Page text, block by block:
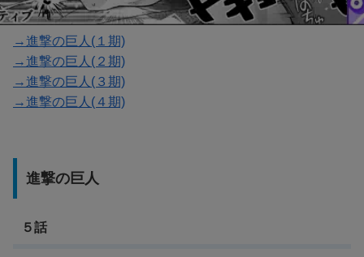
→進撃の巨人(１期)
→進撃の巨人(２期)
→進撃の巨人(３期)
→進撃の巨人(４期)
進撃の巨人
５話